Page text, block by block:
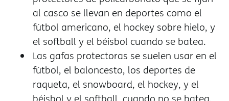
al casco se llevan en deportes como el
fútbol americano, el hockey sobre hielo, y
el softball y el béisbol cuando se batea.
Las gafas protectoras se suelen usar en el
fútbol, el baloncesto, los deportes de
raqueta, el snowboard, el hockey, y el